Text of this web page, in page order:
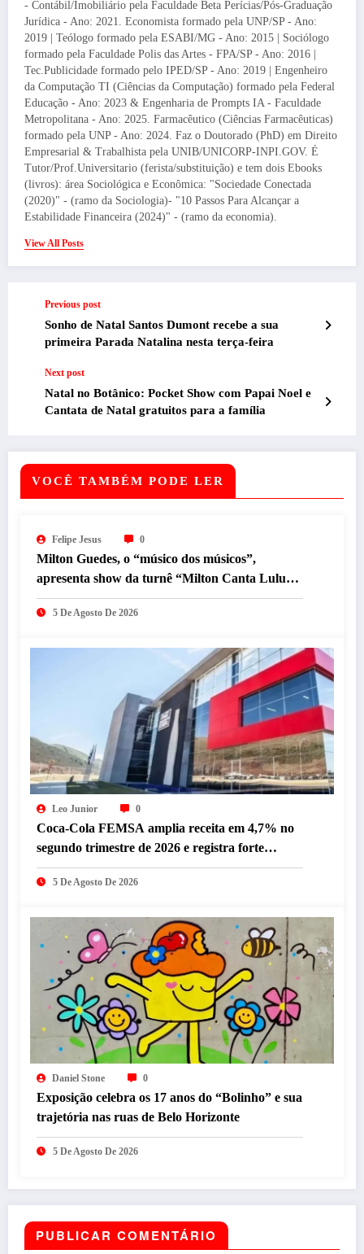
- Contábil/Imobiliário pela Faculdade Beta Perícias/Pós-Graduação
Jurídica - Ano: 2021. Economista formado pela UNP/SP - Ano:
2019 | Teólogo formado pela ESABI/MG - Ano: 2015 | Sociólogo
formado pela Faculdade Polis das Artes - FPA/SP - Ano: 2016 |
Tec.Publicidade formado pelo IPED/SP - Ano: 2019 | Engenheiro
da Computação TI (Ciências da Computação) formado pela Federal
Educação - Ano: 2023 & Engenharia de Prompts IA - Faculdade
Metropolitana - Ano: 2025. Farmacêutico (Ciências Farmacêuticas)
formado pela UNP - Ano: 2024. Faz o Doutorado (PhD) em Direito
Empresarial & Trabalhista pela UNIB/UNICORP-INPI.GOV. É
Tutor/Prof.Universitario (ferista/substituição) e tem dois Ebooks
(livros): área Sociológica e Econômica: "Sociedade Conectada
(2020)" - (ramo da Sociologia)- "10 Passos Para Alcançar a
Estabilidade Financeira (2024)" - (ramo da economia).
View All Posts
Previous post
Sonho de Natal Santos Dumont recebe a sua
primeira Parada Natalina nesta terça-feira
Next post
Natal no Botânico: Pocket Show com Papai Noel e
Cantata de Natal gratuitos para a família
VOCÊ TAMBÉM PODE LER
Felipe Jesus 0
Milton Guedes, o “músico dos músicos”,
apresenta show da turnê “Milton Canta Lulu”
em BH
5 De Agosto De 2026
Leo Junior 0
Coca-Cola FEMSA amplia receita em 4,7% no
segundo trimestre de 2026 e registra forte
desempenho da operação brasileira
5 De Agosto De 2026
Daniel Stone 0
Exposição celebra os 17 anos do “Bolinho” e sua
trajetória nas ruas de Belo Horizonte
5 De Agosto De 2026
PUBLICAR COMENTÁRIO